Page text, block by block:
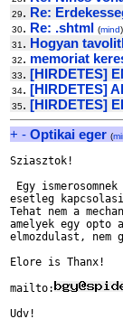
29. Re:
30. Re: .shtml (mind)
31 . Hogyan
32. memoriat
33. [HIRDETES]
34. [HIRDETES]
35. [HIRDETES]
+ - Optikai eger (
Sziasztok!
Egy
esetleg
Tehat nem a
amelyek egy opto
elmozdulast, nem
Elore is Thanx!
mailto: